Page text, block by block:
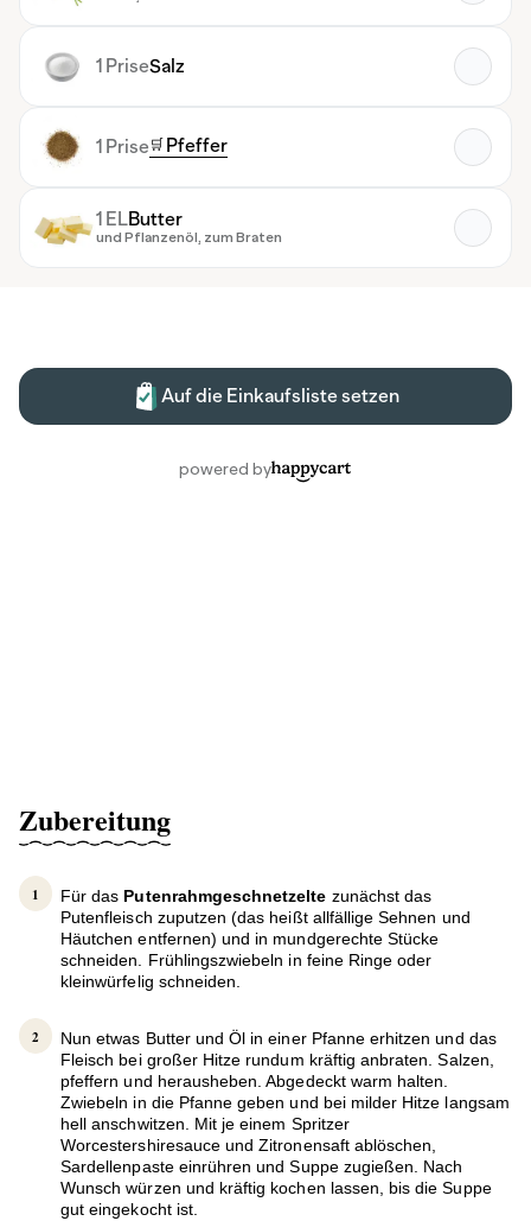
Zubereitung
Für das Putenrahmgeschnetzelte zunächst das
Putenfleisch zuputzen (das heißt allfällige Sehnen und
Häutchen entfernen) und in mundgerechte Stücke
schneiden. Frühlingszwiebeln in feine Ringe oder
kleinwürfelig schneiden.
Nun etwas Butter und Öl in einer Pfanne erhitzen und das
Fleisch bei großer Hitze rundum kräftig anbraten. Salzen,
pfeffern und herausheben. Abgedeckt warm halten.
Zwiebeln in die Pfanne geben und bei milder Hitze langsam
hell anschwitzen. Mit je einem Spritzer
Worcestershiresauce und Zitronensaft ablöschen,
Sardellenpaste einrühren und Suppe zugießen. Nach
Wunsch würzen und kräftig kochen lassen, bis die Suppe
gut eingekocht ist.